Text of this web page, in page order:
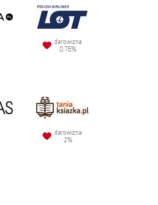
darowizna
0.75%
darowizna
2%